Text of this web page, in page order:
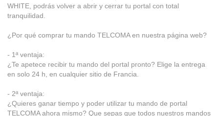
WHITE, podrás volver a abrir y cerrar tu portal con total
tranquilidad.
¿Por qué comprar tu mando TELCOMA en nuestra página web?
- 1ª ventaja:
¿Te apetece recibir tu mando del portal pronto? Elige la entrega
en solo 24 h, en cualquier sitio de Francia.
- 2ª ventaja:
¿Quieres ganar tiempo y poder utilizar tu mando de portal
TELCOMA ahora mismo? Que sepas que todos nuestros mandos